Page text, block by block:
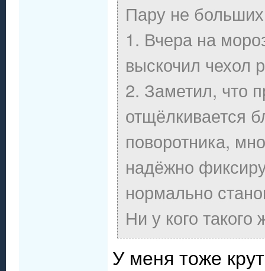
Пару не
1. Вчера на
выскочил чехол
2. Заметил, что
отщёлкивается
поворотника,
надёжно
нормально
Ни у кого
У меня тоже